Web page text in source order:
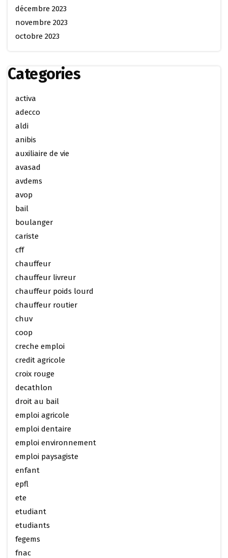
décembre 2023
novembre 2023
octobre 2023
Categories
activa
adecco
aldi
anibis
auxiliaire de vie
avasad
avdems
avop
bail
boulanger
cariste
cff
chauffeur
chauffeur livreur
chauffeur poids lourd
chauffeur routier
chuv
coop
creche emploi
credit agricole
croix rouge
decathlon
droit au bail
emploi agricole
emploi dentaire
emploi environnement
emploi paysagiste
enfant
epfl
ete
etudiant
etudiants
fegems
fnac